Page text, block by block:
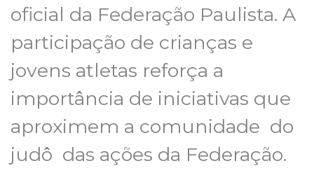
oficial da Federação Paulista. A
participação de crianças e
jovens atletas reforça a
importância de iniciativas que
aproximem a comunidade do
judô das ações da Federação.